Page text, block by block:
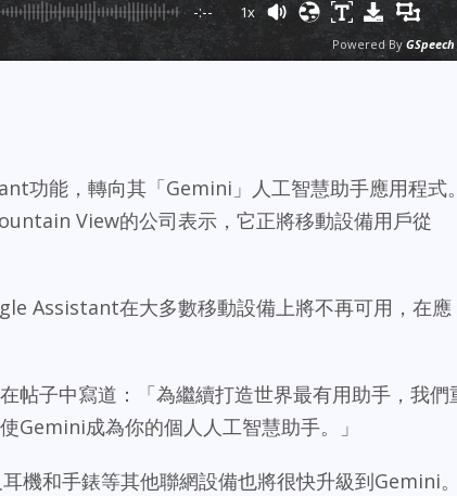
-:-- 1x
Powered By GSpeech
功能，轉向其「Gemini」人工智慧助手應用程式
View的公司表示，它正將移動設備用戶從
Assistant在大多數移動設備上將不再可用，在應
子中寫道：「為繼續打造世界最有用助手，我們
Gemini成為你的個人人工智慧助手。」
機和手錶等其他聯網設備也將很快升級到Gemini